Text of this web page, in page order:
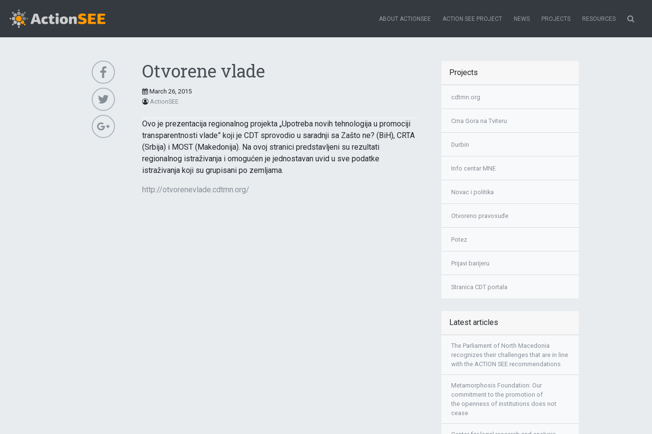
ABOUT ACTIONSEE ACTION SEE PROJECT NEWS PROJECTS RESOURCES
Otvorene vlade
March 26, 2015
ActionSEE
Ovo je prezentacija regionalnog projekta „Upotreba novih tehnologija u promociji
transparentnosti vlade” koji je CDT sprovodio u saradnji sa Zašto ne? (BiH), CRTA
(Srbija) i MOST (Makedonija). Na ovoj stranici predstavljeni su rezultati
regionalnog istraživanja i omogućen je jednostavan uvid u sve podatke
istraživanja koji su grupisani po zemljama.
http://otvorenevlade.cdtmn.org/
Projects
cdtmn.org
Crna Gora na Tviteru
Durbin
Info centar MNE
Novac i politika
Otvoreno pravosuđe
Potez
Prijavi barijeru
Stranica CDT portala
Latest articles
The Parliament of North Macedonia
recognizes their challenges that are in line
with the ACTION SEE recommendations
Metamorphosis Foundation: Our
commitment to the promotion of
the openness of institutions does not
cease